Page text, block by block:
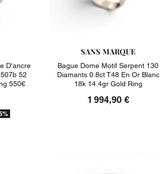
D'ancre
52
550€
SANS MARQUE
Bague Dome Motif Serpent 130
Diamants 0.8ct T48 En Or Blanc
18k 14.4gr Gold Ring
1 994,90 €